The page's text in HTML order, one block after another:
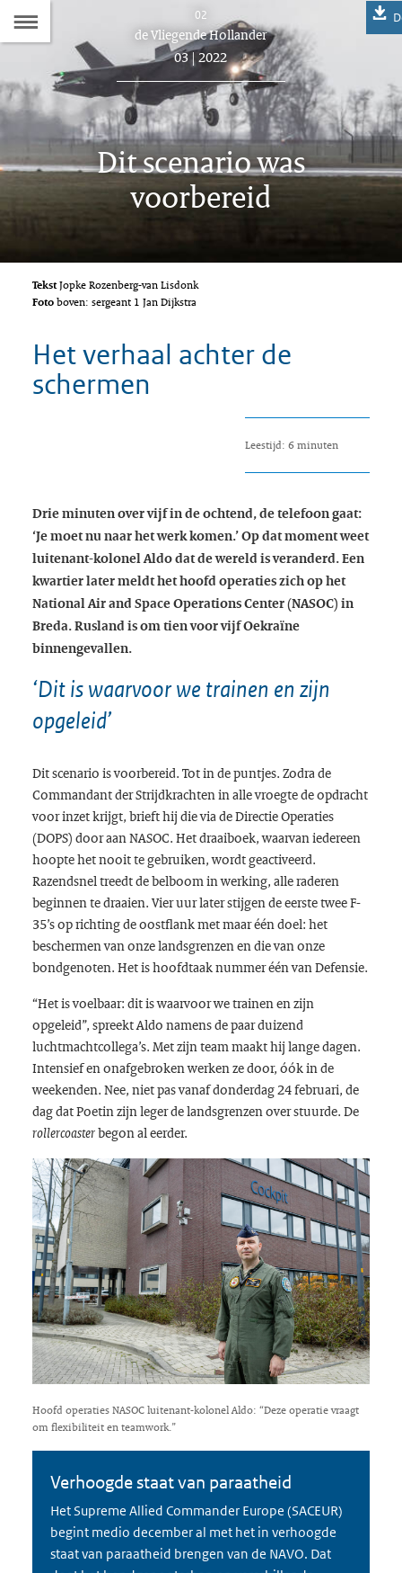
02
Dit
artikel
hoort
bij:
de Vliegende Hollander
03 | 2022
Dit scenario was
voorbereid
TekstJopke Rozenberg-van Lisdonk
Fotoboven: sergeant 1 Jan Dijkstra
Het verhaal achter de
schermen
Leestijd: 6 minuten
Drie minuten over vijf in de ochtend, de telefoon gaat:
‘Je moet nu naar het werk komen.’ Op dat moment weet
luitenant-kolonel Aldo dat de wereld is veranderd. Een
kwartier later meldt het hoofd operaties zich op het
National Air and Space Operations Center (NASOC) in
Breda. Rusland is om tien voor vijf Oekraïne
binnengevallen.
‘Dit is waarvoor we trainen en zijn
opgeleid’
Dit scenario is voorbereid. Tot in de puntjes. Zodra de
Commandant der Strijdkrachten in alle vroegte de opdracht
voor inzet krijgt, brieft hij die via de Directie Operaties
(DOPS) door aan NASOC. Het draaiboek, waarvan iedereen
hoopte het nooit te gebruiken, wordt geactiveerd.
Razendsnel treedt de belboom in werking, alle raderen
beginnen te draaien. Vier uur later stijgen de eerste twee F-
35’s op richting de oostflank met maar één doel: het
beschermen van onze landsgrenzen en die van onze
bondgenoten. Het is hoofdtaak nummer één van Defensie.
“Het is voelbaar: dit is waarvoor we trainen en zijn
opgeleid”, spreekt Aldo namens de paar duizend
luchtmachtcollega’s. Met zijn team maakt hij lange dagen.
Intensief en onafgebroken werken ze door, óók in de
weekenden. Nee, niet pas vanaf donderdag 24 februari, de
dag dat Poetin zijn leger de landsgrenzen over stuurde. De
rollercoasterbegon al eerder.
Hoofd operaties NASOC luitenant-kolonel Aldo: “Deze operatie vraagt
om flexibiliteit en teamwork.”
Verhoogde staat van paraatheid
Het Supreme Allied Commander Europe (SACEUR)
begint medio december al met het in verhoogde
staat van paraatheid brengen van de NAVO. Dat
de
Inhoudsopgave